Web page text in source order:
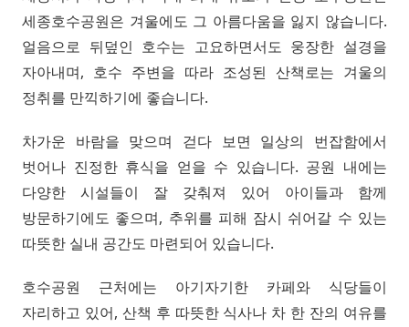
세종호수공원은 겨울에도 그 아름다움을 잃지 않습니다.
얼음으로 뒤덮인 호수는 고요하면서도 웅장한 설경을
자아내며, 호수 주변을 따라 조성된 산책로는 겨울의
정취를 만끽하기에 좋습니다.
차가운 바람을 맞으며 걷다 보면 일상의 번잡함에서
벗어나 진정한 휴식을 얻을 수 있습니다. 공원 내에는
다양한 시설들이 잘 갖춰져 있어 아이들과 함께
방문하기에도 좋으며, 추위를 피해 잠시 쉬어갈 수 있는
따뜻한 실내 공간도 마련되어 있습니다.
호수공원 근처에는 아기자기한 카페와 식당들이
자리하고 있어, 산책 후 따뜻한 식사나 차 한 잔의 여유를